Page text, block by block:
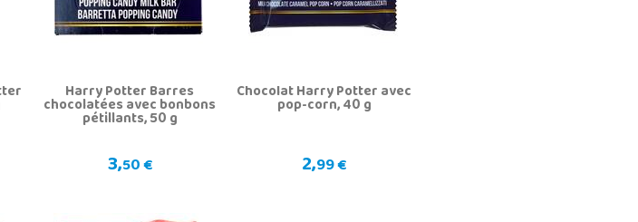
Harry Potter Barres
chocolatées avec bonbons
pétillants, 50 g
3,50 €
Chocolat Harry Potter avec
pop-corn, 40 g
2,99 €